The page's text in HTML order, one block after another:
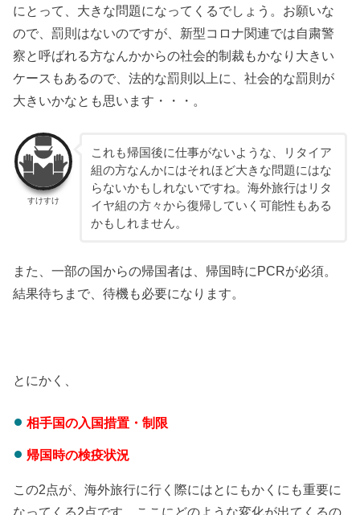
にとって、大きな問題になってくるでしょう。お願いな
ので、罰則はないのですが、新型コロナ関連では自粛警
察と呼ばれる方なんかからの社会的制裁もかなり大きい
ケースもあるので、法的な罰則以上に、社会的な罰則が
大きいかなとも思います・・・。
すけすけ
これも帰国後に仕事がないような、リタイア
組の方なんかにはそれほど大きな問題にはな
らないかもしれないですね。海外旅行はリタ
イヤ組の方々から復帰していく可能性もある
かもしれません。
また、一部の国からの帰国者は、帰国時にPCRが必須。
結果待ちまで、待機も必要になります。
とにかく、
相手国の入国措置・制限
帰国時の検疫状況
この2点が、海外旅行に行く際にはとにもかくにも重要に
なってくる2点です。ここにどのような変化が出てくるの